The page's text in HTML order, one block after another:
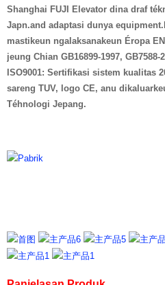
Shanghai FUJI Elevator dina draf
Japn.and adaptasi dunya
mastikeun ngalaksanakeun Éropa
jeung Chian GB16899-1997,
ISO9001: Sertifikasi sistem kualitas
sareng TUV, logo CE, anu
Téhnologi Jepang.